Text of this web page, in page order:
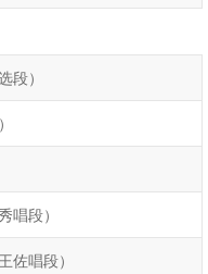
段）
唱段）
佐唱段）